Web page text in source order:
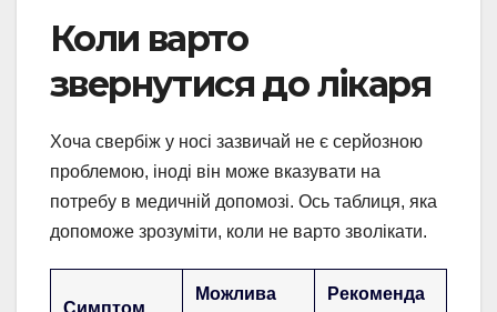
Коли варто
звернутися до лікаря
Хоча свербіж у носі зазвичай не є серйозною
проблемою, іноді він може вказувати на
потребу в медичній допомозі. Ось таблиця, яка
допоможе зрозуміти, коли не варто зволікати.
Симптом
Можлива
Рекоменда